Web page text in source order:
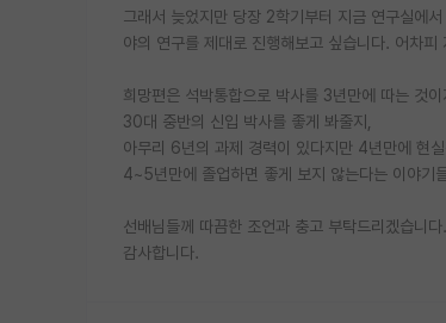
그래서 늦었지만 당장 2학기부터 지금 연구실에
야의 연구를 제대로 진행해보고 싶습니다. 어차
희망편은 석박통합으로 박사를 3년만에 따는 것
30대 중반의 신입 박사를 좋게 봐줄지,
아무리 6년의 과제 경력이 있다지만 4년만에 현
4~5년만에 졸업하면 좋게 보지 않는다는 이야기
선배님들께 따끔한 조언과 충고 부탁드리겠습니다.
감사합니다.